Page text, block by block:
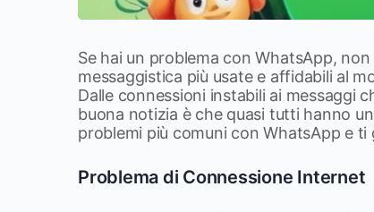
Se hai un problema con WhatsApp,
messaggistica più usate e affidabili al
Dalle connessioni instabili ai messaggi
buona notizia è che quasi tutti hanno
problemi più comuni con WhatsApp e
Problema di Connessione Internet